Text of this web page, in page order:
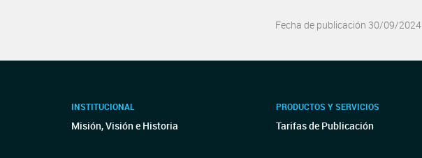
Fecha de publicación 30/09/2024
INSTITUCIONAL
Misión, Visión e Historia
PRODUCTOS Y SERVICIOS
Tarifas de Publicación